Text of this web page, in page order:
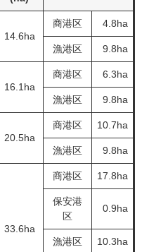
14.6ha
商港区 4.8ha
漁港区 9.8ha
16.1ha
商港区 6.3ha
漁港区 9.8ha
20.5ha
商港区 10.7ha
漁港区 9.8ha
33.6ha
商港区 17.8ha
保安港
区
0.9ha
漁港区 10.3ha